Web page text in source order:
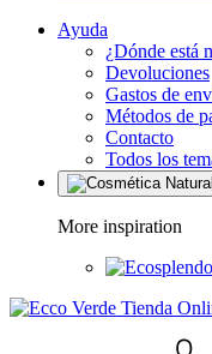
Ayuda
¿Dónde está
Devoluciones
Gastos de
Métodos de
Contacto
Todos los
More inspiration